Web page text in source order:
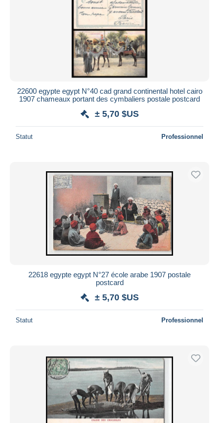
22600 egypte egypt N°40 cad grand continental hotel cairo
1907 chameaux portant des cymbaliers postale postcard
± 5,70 $US
Statut Professionnel
22618 egypte egypt N°27 école arabe 1907 postale
postcard
± 5,70 $US
Statut Professionnel